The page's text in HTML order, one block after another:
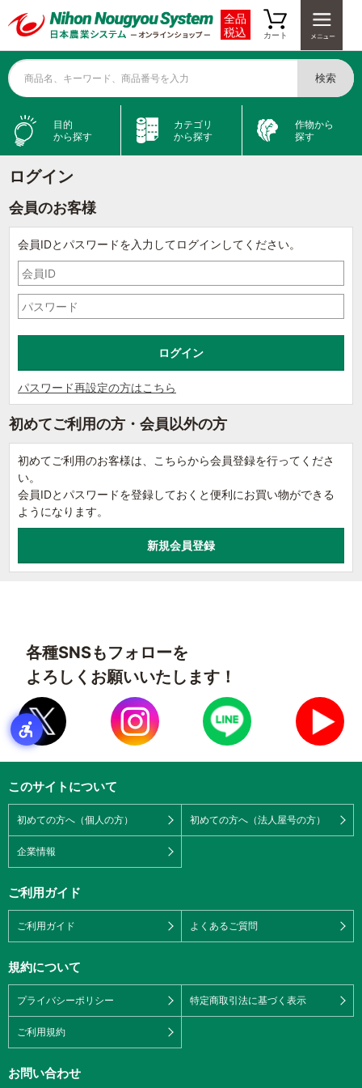
全品
税込
カート
商品名、キーワード、商品番号を入力 検索
目的
から探す
カテゴリ
から探す
作物から
探す
ログイン
会員のお客様
会員IDとパスワードを入力してログインしてください。
パスワード再設定の方はこちら
初めてご利用の方・会員以外の方
初めてご利用のお客様は、こちらから会員登録を行ってくださ
い。
会員IDとパスワードを登録しておくと便利にお買い物ができる
ようになります。
各種SNSもフォローを
よろしくお願いいたします！
このサイトについて
初めての方へ（個人の方） 初めての方へ（法人屋号の方）
企業情報
ご利用ガイド
ご利用ガイド よくあるご質問
規約について
プライバシーポリシー 特定商取引法に基づく表示
ご利用規約
お問い合わせ